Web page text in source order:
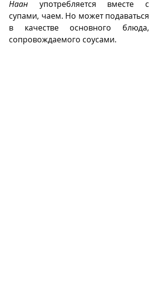
Наан употребляется вместе с
супами, чаем. Но может подаваться
в качестве основного блюда,
сопровождаемого соусами.